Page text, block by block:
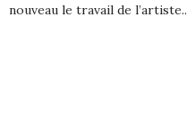
nouveau le travail de l’artiste..